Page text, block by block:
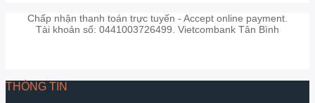
Chấp nhận thanh toán trực tuyến - Accept online payment.
Tài khoản số: 0441003726499. Vietcombank Tân Bình
THÔNG TIN